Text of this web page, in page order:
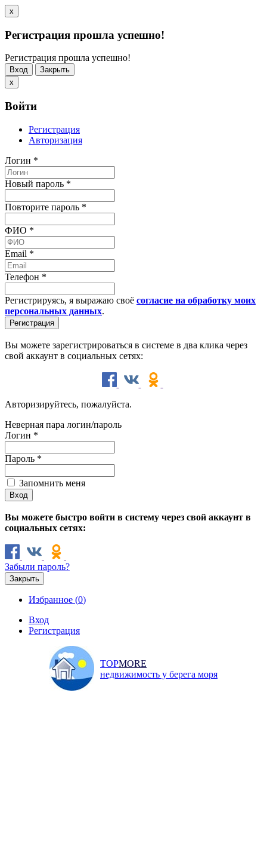
x
Регистрация прошла успешно!
Регистрация прошла успешно!
Вход
Закрыть
x
Войти
Регистрация
Авторизация
Логин *
Новый пароль *
Повторите пароль *
ФИО *
Email *
Телефон *
Регистрируясь, я выражаю своё согласие на обработку моих
персональных данных.
Вы можете зарегистрироваться в системе в два клика через
свой аккаунт в социальных сетях:
Авторизируйтесь, пожалуйста.
Неверная пара логин/пароль
Логин *
Пароль *
Запомнить меня
Вы можете быстро войти в систему через свой аккаунт в
социальных сетях:
Забыли пароль?
Закрыть
Избранное (0)
Вход
Регистрация
TOPMORE
недвижимость у берега моря